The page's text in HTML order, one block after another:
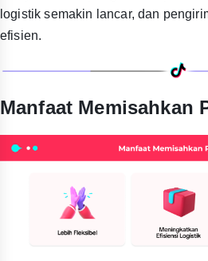
logistik semakin lancar, dan
efisien.
Manfaat Memisahkan